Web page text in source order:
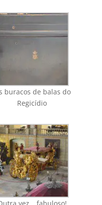
buracos de balas do
Regicídio
vez… fabuloso!